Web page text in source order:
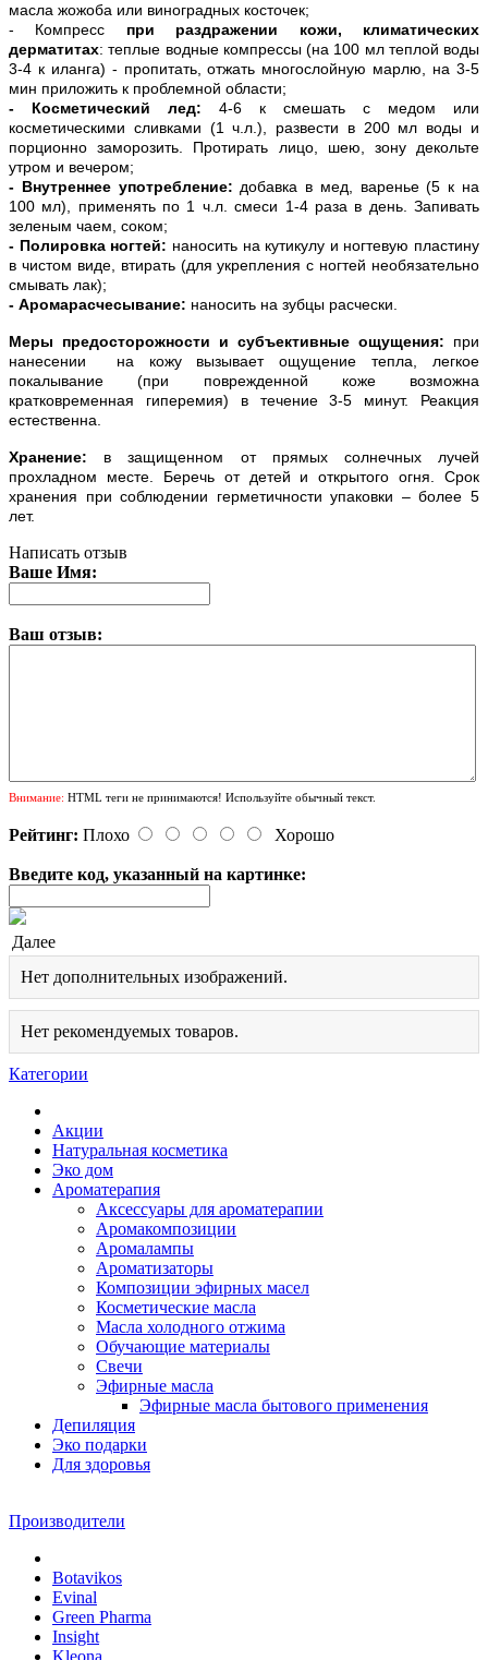
масла жожоба или виноградных косточек;
- Компресс при раздражении кожи, климатических
дерматитах: теплые водные компрессы (на 100 мл теплой воды
3-4 к иланга) - пропитать, отжать многослойную марлю, на 3-5
мин приложить к проблемной области;
- Косметический лед: 4-6 к смешать с медом или
косметическими сливками (1 ч.л.), развести в 200 мл воды и
порционно заморозить. Протирать лицо, шею, зону декольте
утром и вечером;
- Внутреннее употребление: добавка в мед, варенье (5 к на
100 мл), применять по 1 ч.л. смеси 1-4 раза в день. Запивать
зеленым чаем, соком;
- Полировка ногтей: наносить на кутикулу и ногтевую пластину
в чистом виде, втирать (для укрепления с ногтей необязательно
смывать лак);
- Аромарасчесывание: наносить на зубцы расчески.
Меры предосторожности и субъективные ощущения: при
нанесении на кожу вызывает ощущение тепла, легкое
покалывание (при поврежденной коже возможна
кратковременная гиперемия) в течение 3-5 минут. Реакция
естественна.
Хранение: в защищенном от прямых солнечных лучей
прохладном месте. Беречь от детей и открытого огня. Срок
хранения при соблюдении герметичности упаковки – более 5
лет.
Написать отзыв
Ваше Имя:
Ваш отзыв:
Внимание: HTML теги не принимаются! Используйте обычный текст.
Рейтинг: Плохо Хорошо
Введите код, указанный на картинке:
Далее
Нет дополнительных изображений.
Нет рекомендуемых товаров.
Категории
Акции
Натуральная косметика
Эко дом
Ароматерапия
Аксессуары для ароматерапии
Аромакомпозиции
Аромалампы
Ароматизаторы
Композиции эфирных масел
Косметические масла
Масла холодного отжима
Обучающие материалы
Свечи
Эфирные масла
Эфирные масла бытового применения
Депиляция
Эко подарки
Для здоровья
Производители
Botavikos
Evinal
Green Pharma
Insight
Kleona